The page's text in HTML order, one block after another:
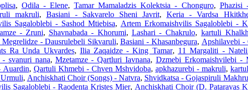
, Odila - Elene, Tamar Mamaladzis Kolektsia - Chonguro, Phazisi
makruli, Basiani - Sakvarelo Sheni Javrit, Keria - Vardsa
Sagaloblebi - Sashod Mtiebisa, Artem Erkomaishvilis Sagaloblebi -
- Zruni, Shavnabada - Khorumi, Lashari - Chakrulo, kartuli
Megrelidze - Dausrulebeli Sikvaruli, Basiani - Khasanbegura, Apshilavebi -
Ra Unda Ukvardes, Ilia Zaqaidze - King Tamar, 11 Margaliti - Nateli
- svanuri nana, Mzetamze - Qartluri Iavnana, Dzmebi Erkomaishvilebi -
Auardin, Qartuli Khmebi - Chven Mshvidoba, apkhazurebi - makruli,
, Anchiskhati Choir (Songs) - Natvra, Shvidkatsa - Gojaspiruli
Sagaloblebi - Raodenta Kristes Mier, Anchiskhati Choir (D. Pataravas